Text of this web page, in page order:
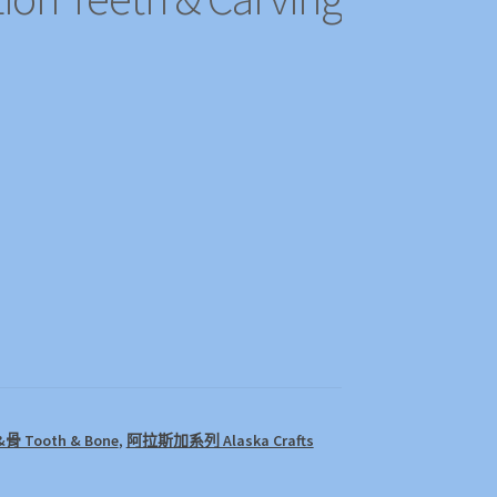
骨 Tooth & Bone, 阿拉斯加系列 Alaska Crafts